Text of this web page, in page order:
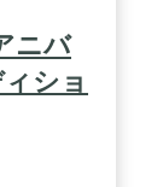
ニバ
ショ